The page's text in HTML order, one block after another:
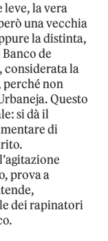
la vera
una vecchia
la distinta,
de
considerata la
perché non
Questo
si dà il
di
prova a
dei rapinatori